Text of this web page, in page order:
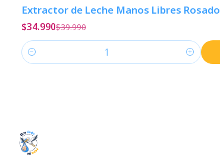
Extractor de Leche Manos Libres Rosado
$34.990$39.990
Cantidad